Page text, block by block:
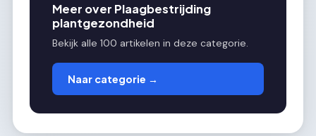
Meer over Plaagbestrijding
plantgezondheid
Bekijk alle 100 artikelen in deze categorie.
Naar categorie →